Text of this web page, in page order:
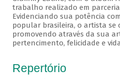
trabalho realizado em
Evidenciando sua potência
popular brasileira, o artista se
promovendo através da sua
pertencimento, felicidade e
Repertório